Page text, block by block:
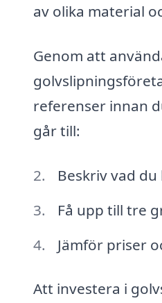
av olika material
Genom att
referenser innan
går till:
Beskriv vad
Få upp till tre
Jämför priser
Att investera i